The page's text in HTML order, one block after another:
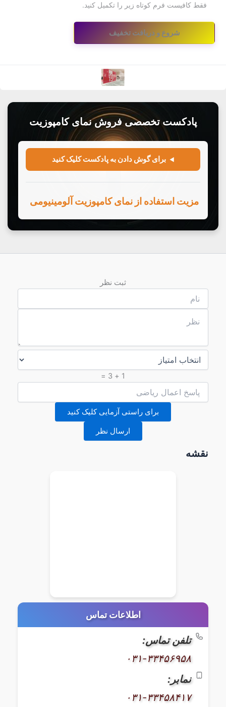
ثبت نظر
1 + 3 =
برای راستی آزمایی کلیک کنید
ارسال نظر
نقشه
اطلاعات تماس
تلفن تماس:
۰۳۱-۳۳۴۵۶۹۵۸
نمابر:
۰۳۱-۳۳۴۵۸۴۱۷